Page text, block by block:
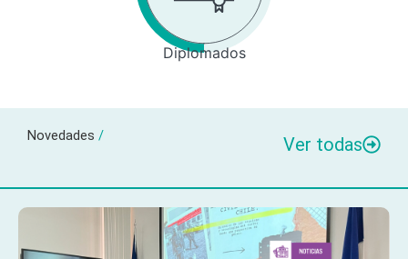
Diplomados
Novedades / Ver todas